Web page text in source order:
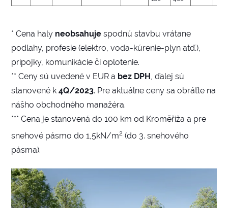
* Cena haly neobsahuje spodnú stavbu vrátane
podlahy, profesie (elektro, voda-kúrenie-plyn atď.),
prípojky, komunikácie či oplotenie.
** Ceny sú uvedené v EUR a bez DPH , ďalej sú
stanovené k 4Q/2023. Pre aktuálne ceny sa obráťte na
nášho obchodného manažéra.
*** Cena je stanovená do 100 km od Kroměříža a pre
snehové pásmo do 1,5kN/m2 (do 3. snehového
pásma).